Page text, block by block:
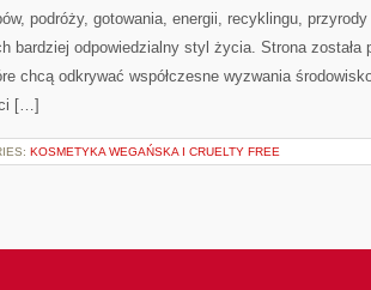
podróży, gotowania, energii, recyklingu,
bardziej odpowiedzialny styl życia. Strona została
chcą odkrywać współczesne wyzwania
[…]
KOSMETYKA WEGAŃSKA I CRUELTY FREE